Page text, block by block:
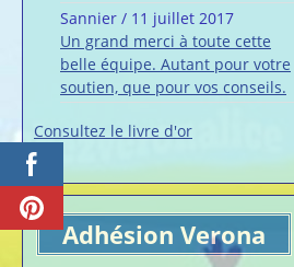
Sannier / 11 juillet 2017
Un grand merci à toute cette
belle équipe. Autant pour votre
soutien, que pour vos conseils.
Consultez le livre d'or
Adhésion Verona